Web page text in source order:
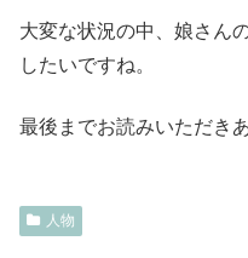
大変な状況の中、娘さん
したいですね。
最後までお読みいただき
人物